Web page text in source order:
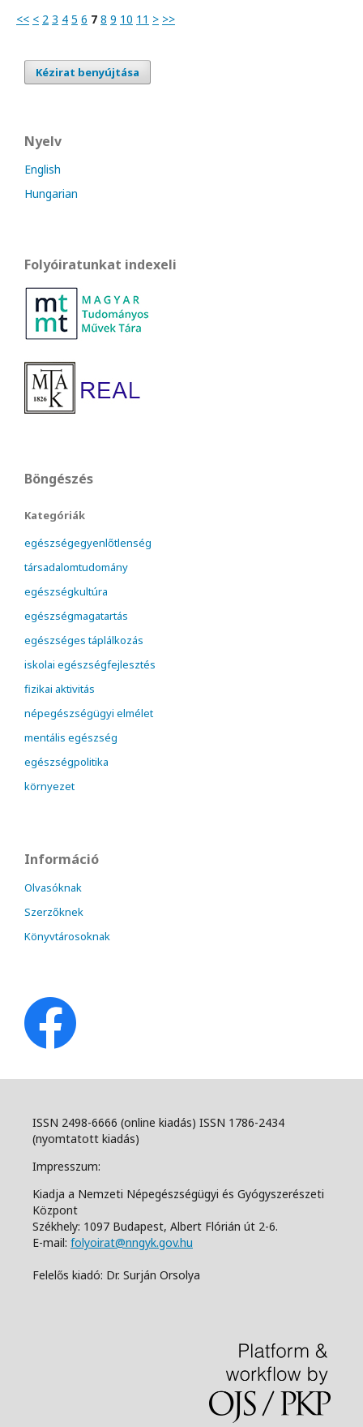
<< < 2 3 4 5 6 7 8 9 10 11 > >>
Kézirat benyújtása
Nyelv
English
Hungarian
Folyóiratunkat indexeli
Böngészés
Kategóriák
egészségegyenlőtlenség
társadalomtudomány
egészségkultúra
egészségmagatartás
egészséges táplálkozás
iskolai egészségfejlesztés
fizikai aktivitás
népegészségügyi elmélet
mentális egészség
egészségpolitika
környezet
Információ
Olvasóknak
Szerzőknek
Könyvtárosoknak
ISSN 2498-6666 (online kiadás) ISSN 1786-2434
(nyomtatott kiadás)
Impresszum:
Kiadja a Nemzeti Népegészségügyi és Gyógyszerészeti
Központ
Székhely: 1097 Budapest, Albert Flórián út 2-6.
E-mail: folyoirat@nngyk.gov.hu
Felelős kiadó: Dr. Surján Orsolya